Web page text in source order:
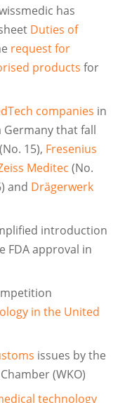
has
Duties of
request for
products for
companies in
that fall
(No. 15), Fresenius
Meditec (No.
and Drägerwerk
introduction
FDA approval in
in the United
issues by the
(WKO)
technology